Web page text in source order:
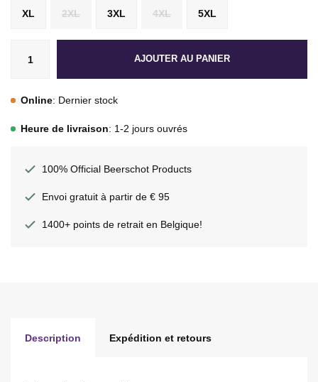
XL 2XL 3XL 4XL 5XL
AJOUTER AU PANIER
Online: Dernier stock
Heure de livraison: 1-2 jours ouvrés
100% Official Beerschot Products
Envoi gratuit à partir de € 95
1400+ points de retrait en Belgique!
Description Expédition et retours